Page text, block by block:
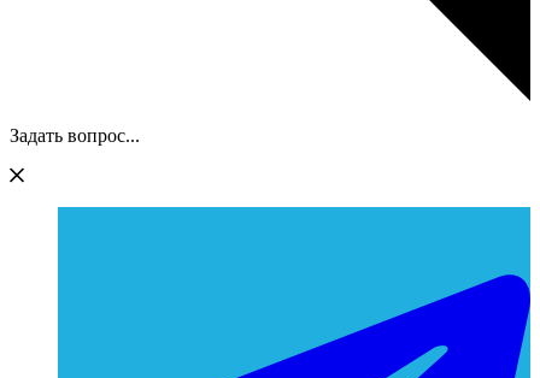
Задать вопрос...